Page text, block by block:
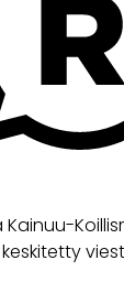
keskitetty